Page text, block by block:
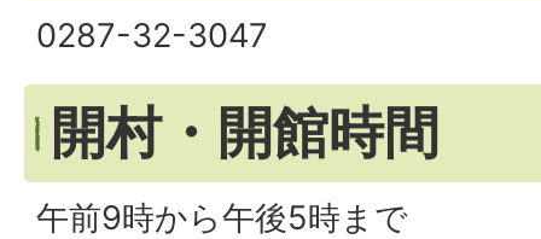
0287-32-3047
開村・開館時間
午前9時から午後5時まで